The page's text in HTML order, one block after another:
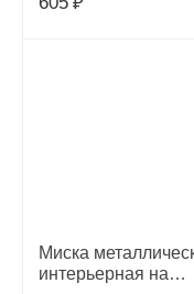
Миска
интерьерная на